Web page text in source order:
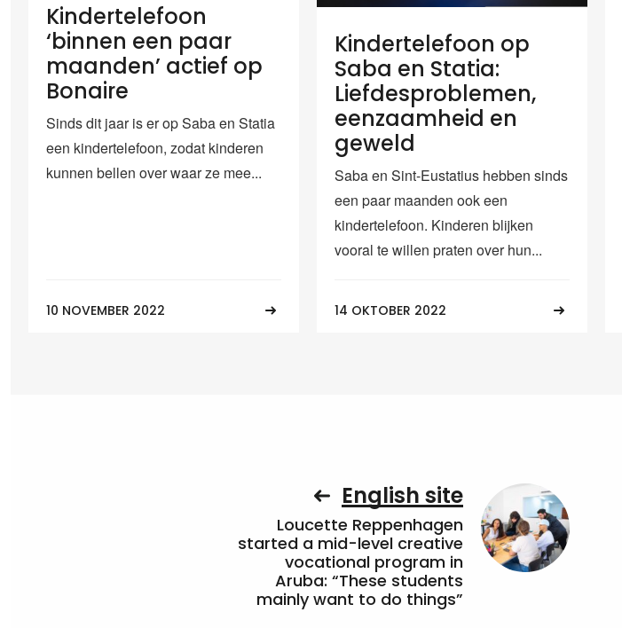
Kindertelefoon
‘binnen een paar
maanden’ actief op
Bonaire
Sinds dit jaar is er op Saba en Statia
een kindertelefoon, zodat kinderen
kunnen bellen over waar ze mee...
10 NOVEMBER 2022
Kindertelefoon op
Saba en Statia:
Liefdesproblemen,
eenzaamheid en
geweld
Saba en Sint-Eustatius hebben sinds
een paar maanden ook een
kindertelefoon. Kinderen blijken
vooral te willen praten over hun...
14 OKTOBER 2022
English site
Loucette Reppenhagen
started a mid-level creative
vocational program in
Aruba: “These students
mainly want to do things”